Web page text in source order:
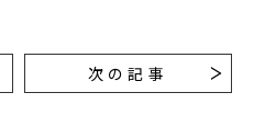
次の記事